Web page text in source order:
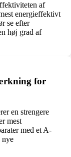
af
energieffektivt
se efter
høj grad af
for
en strengere
mest
med et A-
nye